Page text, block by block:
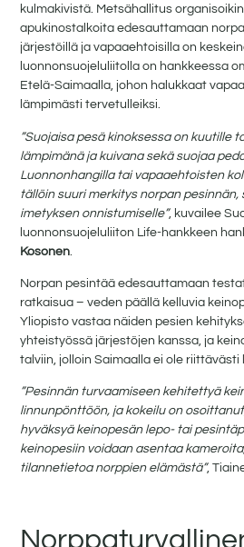
kulmakivistä. Metsähallitus
apukinostalkoita edesauttamaan
järjestöillä ja vapaaehtoisilla on
luonnonsuojeluliitolla on hankkeessa
Etelä-Saimaalla, johon halukkaat
lämpimästi tervetulleiksi.
”Suojaisa pesä kinoksessa on kuutille
lämpimänä ja kuivana sekä suojaa
Luonnonhangilla tai vapaaehtoisten
tällöin suuri merkitys norpan pesinnän,
imetyksen onnistumiselle”, kuvailee
luonnonsuojeluliiton Life-hankkeen
Kosonen
Norpan pesintää edesauttamaan
ratkaisua – veden päällä kelluvia
Yliopisto vastaa näiden pesien
yhteistyössä järjestöjen kanssa, ja
talviin, jolloin Saimaalla ei ole riittävästi
”Pesinnän turvaamiseen kehitettyä
linnunpönttöön, ja kokeilu on
hyväksyä keinopesän lepo- tai
keinopesiin voidaan asentaa
tilannetietoa norppien elämästä”,